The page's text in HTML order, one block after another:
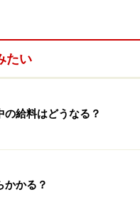
たい
給料はどうなる？
かかる？